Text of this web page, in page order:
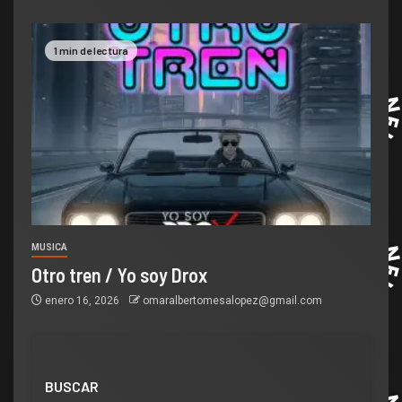
1 min de lectura
MUSICA
Otro tren / Yo soy Drox
enero 16, 2026 omaralbertomesalopez@gmail.com
BUSCAR